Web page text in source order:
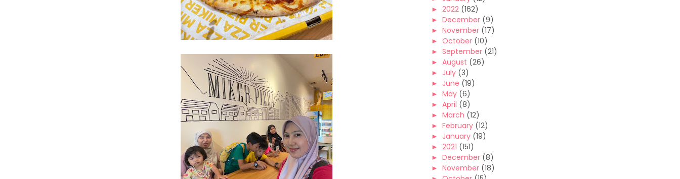
► 2022 (162)
► December (9)
► November (17)
► October (10)
► September (21)
► August (26)
► July (3)
► June (19)
► May (6)
► April (8)
► March (12)
► February (12)
► January (19)
► 2021 (151)
► December (8)
► November (18)